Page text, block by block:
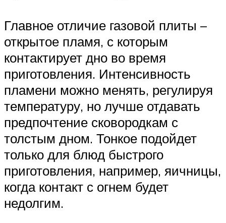
Главное отличие газовой плиты –
открытое пламя, с которым
контактирует дно во время
приготовления. Интенсивность
пламени можно менять, регулируя
температуру, но лучше отдавать
предпочтение сковородкам с
толстым дном. Тонкое подойдет
только для блюд быстрого
приготовления, например, яичницы,
когда контакт с огнем будет
недолгим.